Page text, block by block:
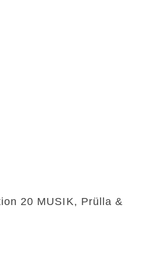
20 MUSIK, Prülla &